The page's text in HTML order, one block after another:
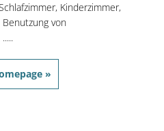
Kinderzimmer,
Benutzung von
»